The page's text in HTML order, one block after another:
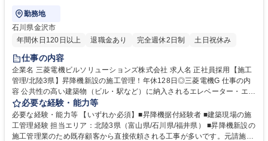
勤務地
石川県金沢市
年間休日120日以上
退職金あり 完全週休2日制 土日祝休み
仕事の内容
企業名 三菱電機ビルソリューションズ株式会社 求人名 正社員採用【施工
管理/北陸3県】昇降機新設の施工管理！年休128日◎三菱電機G 仕事の内
容 公共性の高い建築物（ビル・駅など）に納入されるエレベーター・エ
スカレーターの新設据付工事の現場代理人・施工管理業務・建設現場での
直接作業ではなく作業工程管理や製品の品質管理をお任せします。 【具体
的には】建築工程と据付工事のズレや製品の不具合等様々な問題に対し、
建築会社や関係部門と連携を取り問題を解決していきます。現地調査→工
必要な経験・能力等
必要な経験・能力等 【いずれか必須】■昇降機据付経験者 ■建築現場の施
工管理経験 担当エリア：北陸3県（富山県/石川県/福井県） ■昇降機新設の
施工管理業のため既存顧客から直接依頼される工事が多いです。元請施工